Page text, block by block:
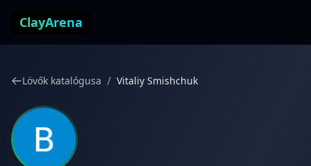
ClayArena
Lövők katalógusa / Vitaliy Smishchuk